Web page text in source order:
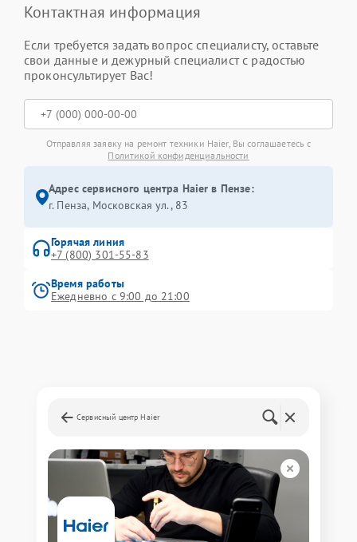
Контактная информация
Если требуется задать вопрос специалисту, оставьте
свои данные и дежурный специалист с радостью
проконсультирует Вас!
Отправляя заявку на ремонт техники Haier, Вы соглашаетесь с
Политикой конфиденциальности
Адрес сервисного центра Haier в Пензе:
г. Пенза, Московская ул., 83
Горячая линия
+7 (800) 301-55-83
Время работы
Ежедневно с 9:00 до 21:00
Сервисный центр Haier